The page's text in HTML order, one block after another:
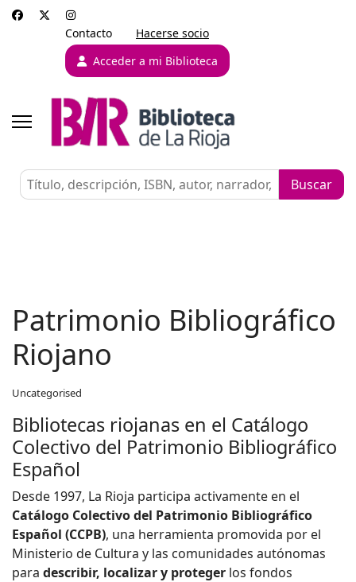
Contacto
Hacerse socio
Acceder a mi Biblioteca
Patrimonio Bibliográfico
Riojano
Uncategorised
Bibliotecas riojanas en el Catálogo
Colectivo del Patrimonio Bibliográfico
Español
Desde 1997, La Rioja participa activamente en el
Catálogo Colectivo del Patrimonio Bibliográfico
Español (CCPB), una herramienta promovida por el
Ministerio de Cultura y las comunidades autónomas
para describir, localizar y proteger los fondos